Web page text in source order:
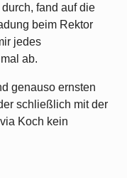
fand auf die
beim Rektor
jedes
ab.
genauso ernsten
schließlich mit der
Koch kein